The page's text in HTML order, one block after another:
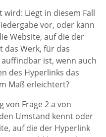
wird: Liegt in diesem Fall
vor, oder kann
Website, auf die der
das Werk, für das
ist, wenn auch
des Hyperlinks das
Maß erleichtert?
von Frage 2 a von
Umstand kennt oder
auf die der Hyperlink